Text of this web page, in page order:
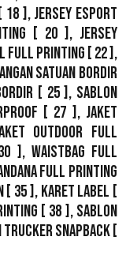
[ 18 ],Jersey Esport
[ 20 ], Jersey
Full Printing [ 22 ],
Satuan Bordir
[ 25 ], Sablon
[ 27 ], Jaket
Outdoor Full
], Waistbag Full
Full Printing
[ 35 ], Karet Label [
[ 38 ], Sablon
Trucker Snapback[